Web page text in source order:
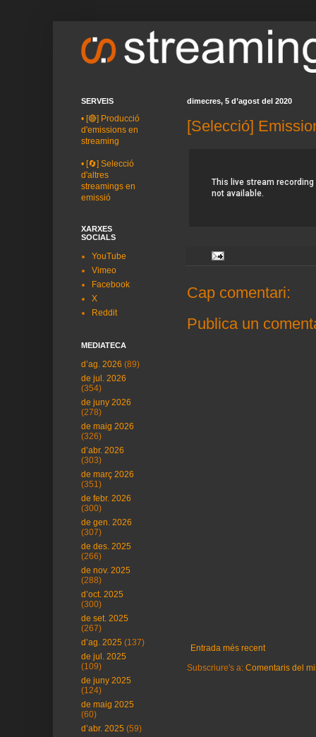
dimecres, 5 d’agost del 2020
[Selecció]
Cap comentari:
Publica un
Entrada més recent
Subscriure's a: Comentaris del
SERVEIS
• [🔴] Producció
d'emissions en
streaming
• [🔄] Selecció
d'altres
streamings en
emissió
XARXES
SOCIALS
YouTube
Vimeo
Facebook
X
Reddit
MEDIATECA
d’ag. 2026 (89)
de jul. 2026
(354)
de juny 2026
(278)
de maig 2026
(326)
d’abr. 2026
(303)
de març 2026
(351)
de febr. 2026
(300)
de gen. 2026
(307)
de des. 2025
(266)
de nov. 2025
(288)
d’oct. 2025
(300)
de set. 2025
(267)
d’ag. 2025 (137)
de jul. 2025
(109)
de juny 2025
(124)
de maig 2025
(60)
d’abr. 2025 (59)